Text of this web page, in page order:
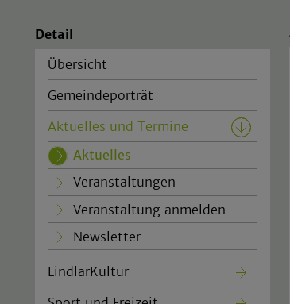
Detail
Übersicht
Gemeindeporträt
Aktuelles und Termine
Aktuelles
Veranstaltungen
Veranstaltung anmelden
Newsletter
LindlarKultur